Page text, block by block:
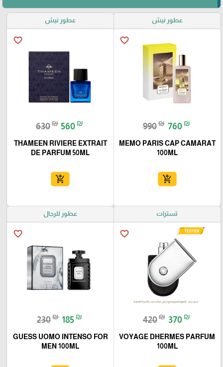
عطور نيش
favorite_border
990₪ 760 ₪
MEMO PARIS CAP CAMARAT
100ML
add_shopping_cart
عطور نيش
favorite_border
630₪ 560 ₪
THAMEEN RIVIERE EXTRAIT
DE PARFUM 50ML
add_shopping_cart
تسترات
favorite_border
420₪ 370 ₪
VOYAGE DHERMES PARFUM
100ML
عطور للرجال
favorite_border
230₪ 185 ₪
GUESS UOMO INTENSO FOR
MEN 100ML